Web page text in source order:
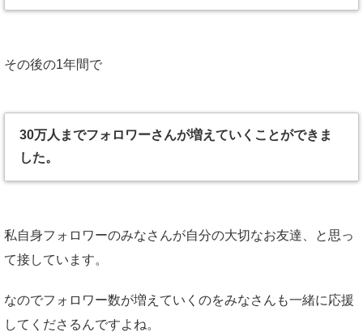
その後の1年間で
30万人までフォロワーさんが増えていくことができま
した。
私自身フォロワーのみなさんが自分の大切なお友達、と思っ
て接しています。
なのでフォロワー数が増えていくのをみなさんも一緒に応援
してくださるんですよね。